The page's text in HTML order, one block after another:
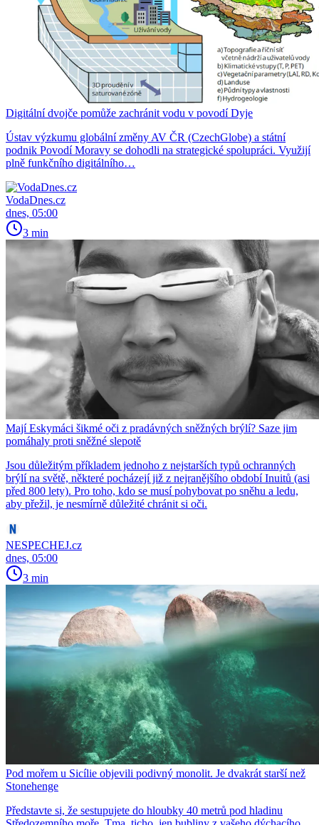
Digitální dvojče pomůže zachránit vodu v povodí Dyje
Ústav výzkumu globální změny AV ČR (CzechGlobe) a státní
podnik Povodí Moravy se dohodli na strategické spolupráci. Využijí
plně funkčního digitálního…
VodaDnes.cz
dnes, 05:00
3 min
Mají Eskymáci šikmé oči z pradávných sněžných brýlí? Saze jim
pomáhaly proti sněžné slepotě
Jsou důležitým příkladem jednoho z nejstarších typů ochranných
brýlí na světě, některé pocházejí již z nejranějšího období Inuitů (asi
před 800 lety). Pro toho, kdo se musí pohybovat po sněhu a ledu,
aby přežil, je nesmírně důležité chránit si oči.
NESPECHEJ.cz
dnes, 05:00
3 min
Pod mořem u Sicílie objevili podivný monolit. Je dvakrát starší než
Stonehenge
Představte si, že sestupujete do hloubky 40 metrů pod hladinu